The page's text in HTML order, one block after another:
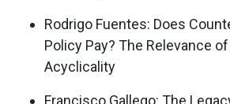
Rodrigo Fuentes: Does
Policy Pay? The Relevance of
Acyclicality
Francisco Gallego: The